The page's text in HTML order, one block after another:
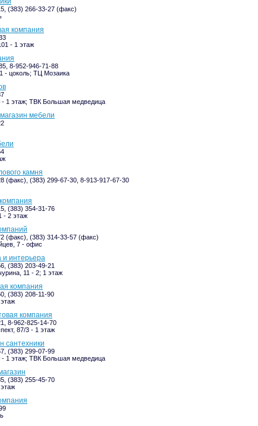
(383) 266-33-27 (факс)
компания
- 1 этаж
8-952-946-71-88
- цоколь; ТЦ Мозаика
- 1 этаж; ТВК Большая медведица
мебели
камня
(факс), (383) 299-67-30, 8-913-917-67-30
(383) 354-31-76
- 2 этаж
(факс), (383) 314-33-57 (факс)
7 - офис
и интерьера
(383) 203-49-21
11 - 2; 1 этаж
компания
(383) 208-11-90
компания
8-962-825-14-70
87/3 - 1 этаж
сантехники
(383) 299-07-99
- 1 этаж; ТВК Большая медведица
(383) 255-45-70